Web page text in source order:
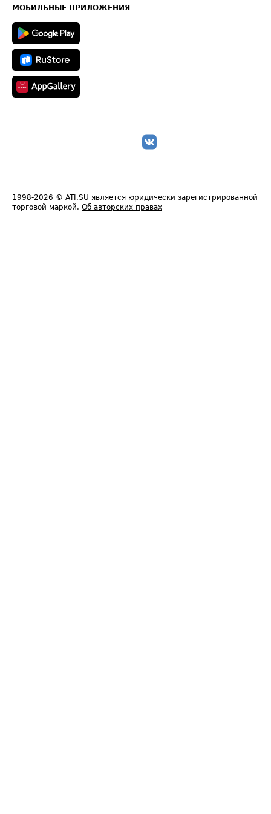
Техническая информация
МОБИЛЬНЫЕ ПРИЛОЖЕНИЯ
1998-2026 © ATI.SU является юридически зарегистрированной
торговой маркой. Об авторских правах